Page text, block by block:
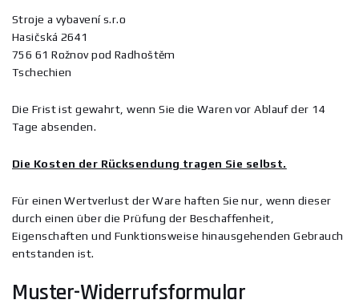
Stroje a vybavení s.r.o
Hasičská 2641
756 61 Rožnov pod Radhoštěm
Tschechien
Die Frist ist gewahrt, wenn Sie die Waren vor Ablauf der 14
Tage absenden.
Die Kosten der Rücksendung tragen Sie selbst.
Für einen Wertverlust der Ware haften Sie nur, wenn dieser
durch einen über die Prüfung der Beschaffenheit,
Eigenschaften und Funktionsweise hinausgehenden Gebrauch
entstanden ist.
Muster-Widerrufsformular